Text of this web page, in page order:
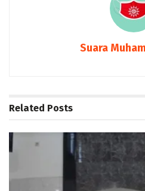
Suara
Related Posts